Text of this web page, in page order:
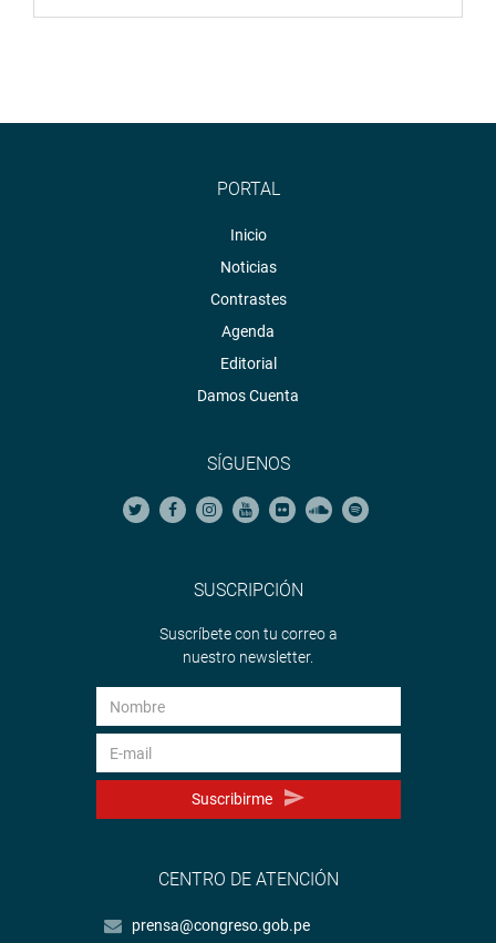
PORTAL
Inicio
Noticias
Contrastes
Agenda
Editorial
Damos Cuenta
SÍGUENOS
SUSCRIPCIÓN
Suscríbete con tu correo a
nuestro newsletter.
Suscribirme
CENTRO DE ATENCIÓN
prensa@congreso.gob.pe